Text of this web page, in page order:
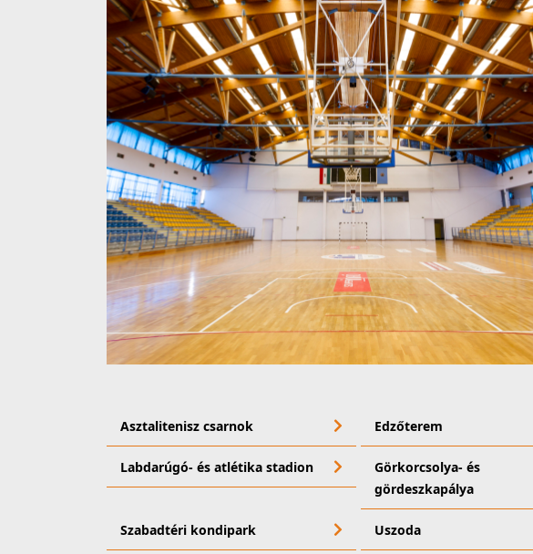
Asztalitenisz csarnok Edzőterem
Labdarúgó- és atlétika stadion
Görkorcsolya- és
gördeszkapálya
Szabadtéri kondipark Uszoda